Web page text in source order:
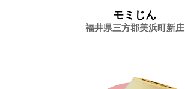
モミじん
福井県三方郡美浜町新庄